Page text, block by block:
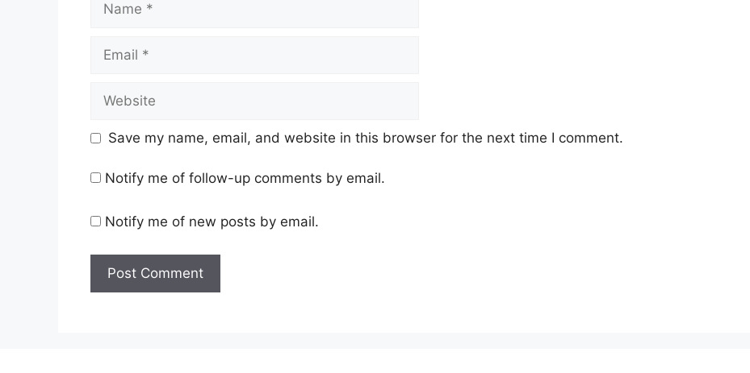
Save my name, email, and website in this browser for the next time I comment.
Notify me of follow-up comments by email.
Notify me of new posts by email.